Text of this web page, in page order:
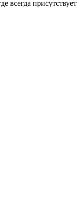
всегда